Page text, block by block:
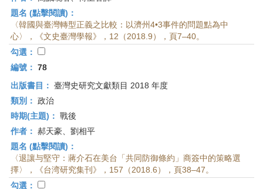
題名 (點擊閱讀)：
〈韓國與臺灣轉型正義之比較：以濟州4•3事件的問題點為中
心〉，《文史臺灣學報》，12（2018.9），頁7–40。
勾選：
編號： 78
出版書目： 臺灣史研究文獻類目 2018 年度
類別： 政治
時期(主題)： 戰後
作者： 郝天豪、劉相平
題名 (點擊閱讀)：
〈退讓与堅守：蔣介石在美台「共同防御條約」商簽中的策略選
擇〉，《台湾研究集刊》，157（2018.6），頁38–47。
勾選：